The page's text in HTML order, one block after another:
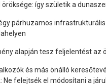
öröksége: így születik a
párhuzamos
alapján tesz feljelentést az
és más önálló
Ne felejtsék el módosítani a